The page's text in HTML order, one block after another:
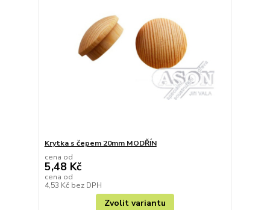
Krytka s čepem 20mm MODŘÍN
cena od
5,48 Kč
cena od
4,53 Kč bez DPH
Zvolit variantu